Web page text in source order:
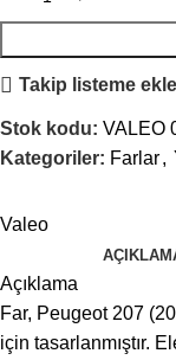
Takip listeme ekle
Stok kodu: VALEO
Kategoriler: Farlar,
Valeo
Açıklama
Far, Peugeot 207
için tasarlanmıştır.